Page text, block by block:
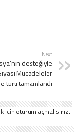
Next
desteğiyle
Mücadeleler
turu tamamlandı
için oturum açmalısınız.